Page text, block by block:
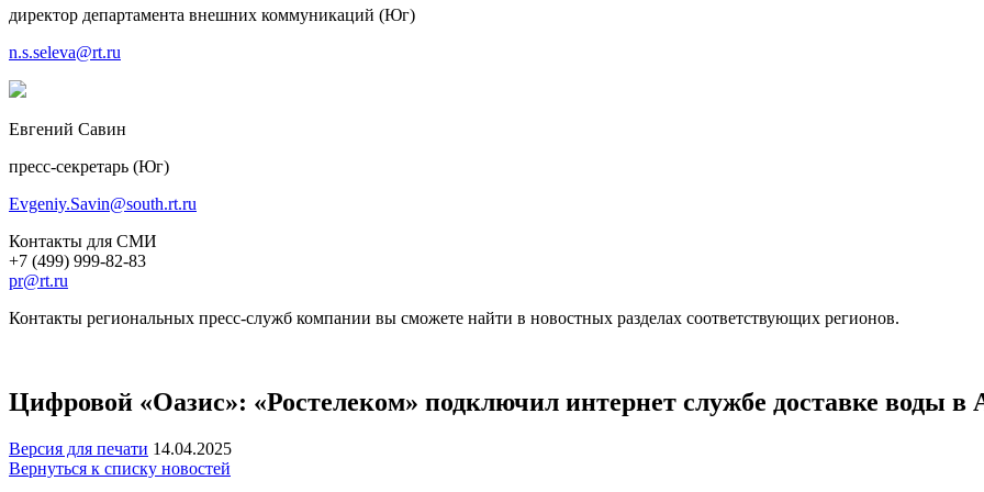
директор департамента внешних коммуникаций (Юг)
n.s.seleva@rt.ru
Евгений Савин
пресс-секретарь (Юг)
Evgeniy.Savin@south.rt.ru
Контакты для СМИ
+7 (499) 999-82-83
pr@rt.ru
Контакты региональных пресс-служб компании вы сможете найти в новостных разделах соответствующих регионов.
Цифровой «Оазис»: «Ростелеком» подключил интернет службе доставке воды в
Версия для печати 14.04.2025
Вернуться к списку новостей